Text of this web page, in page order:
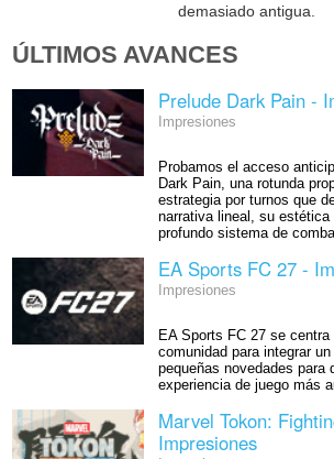
demasiado antigua.
ÚLTIMOS AVANCES
Prelude Dark Pain -
Impresiones
Probamos el acceso
Dark Pain, una rotunda
estrategia por turnos que
narrativa lineal, su estética
profundo sistema de
EA Sports FC 27 -
Impresiones
EA Sports FC 27 se
comunidad para integrar
pequeñas novedades para
experiencia de juego más
Marvel Tokon:
Impresiones